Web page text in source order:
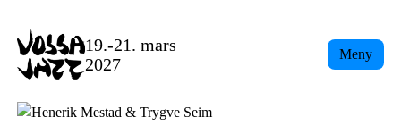
19.-21. mars
2027
Meny